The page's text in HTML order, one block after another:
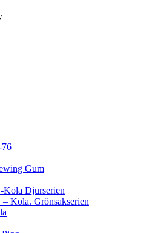
76
Gum
Djurserien
Kola. Grönsakserien